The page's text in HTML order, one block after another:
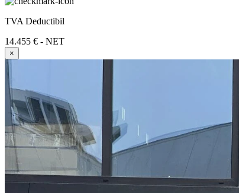
TVA Deductibil
14.455 € - NET
×